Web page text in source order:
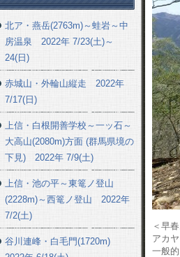
＜早
アカ
一般
北ア・燕岳(2763m)～蛙岩～中
房温泉 2022年 7/23(土)～
24(日)
赤城山・外輪山縦走 2022年
7/17(日)
上信・白根開善学校～一ッ石～
大高山(2080m)方面 (群馬県境の
下見) 2022年 7/9(土)
上信・池の平～東篭ノ登山
(2228m)～西篭ノ登山 2022年
7/2(土)
谷川連峰・白毛門(1720m)